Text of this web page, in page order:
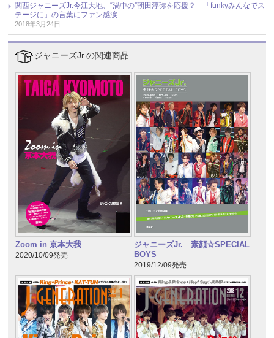
関西ジャニーズJr.今江大地、“渦中の”朝田淳弥を応援？ 「funkyみんなでス
テージに」の言葉にファン感涙
2018年3月24日
ジャニーズJr.の関連商品
Zoom in 京本大我
2020/10/09発売
ジャニーズJr. 素顔☆SPECIAL
BOYS
2019/12/09発売